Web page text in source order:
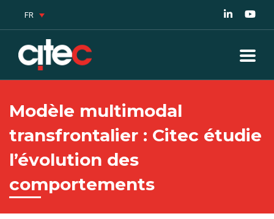
FR
Modèle multimodal
transfrontalier : Citec étudie
l’évolution des
comportements